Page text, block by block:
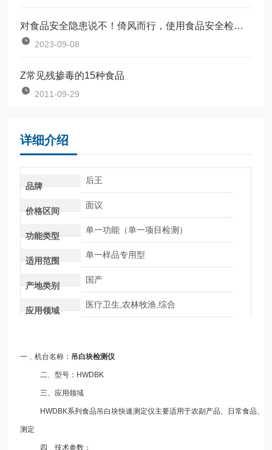
对食品安全隐患说不！倚风而行，使用食品安全检测仪
2023-09-08
Z常见残掺毒的15种食品
2011-09-29
详细介绍
品牌
后王
价格区间
面议
功能类型
单一功能（单一项目检测）
适用范围
单一样品专用型
产地类别
国产
应用领域
医疗卫生,农林牧渔,综合
一﹑机台名称： 吊白块检测仪
二、型号：HWDBK
三、应用领域
HWDBK系列食品吊白块快速测定仪主要适用于农副产品、日常食品、海
测定
四﹑技术参数：